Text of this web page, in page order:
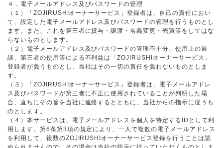
４．電子メールアドレス及びパスワードの管理
（１）「ZOJIRUSHIオーナーサービス」登録者は、自己の責任におい
て、設定した電子メールアドレス及びパスワードの管理を行うものとし
ます。また、これを第三者に貸与・譲渡・名義変更・売買等をしてはな
らないものとします。
（２）電子メールアドレス及びパスワードの管理不十分、使用上の過
誤、第三者の使用等による不利益は「ZOJIRUSHIオーナーサービス」
登録者が負うものとし、当社はその一切の責任を負わないものとしま
す。
（３）「ZOJIRUSHIオーナーサービス」登録者は、電子メールアドレ
ス及びパスワードが第三者に不正に使用されていることが判明した場
合、直ちにその旨を当社に連絡するとともに、当社からの指示に従うも
のとします。
（４）本サービスは、電子メールアドレスを個人を特定するIDとして利
用します。第6条第3項の規定により、一人で複数の電子メールアドレス
を利用して、複数のZOJIRUSHIオーナーサービス登録を行うことは認